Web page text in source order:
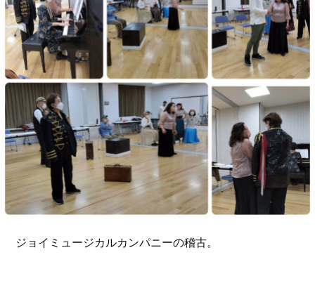
ジョイミュージカルカンパニーの稽古。